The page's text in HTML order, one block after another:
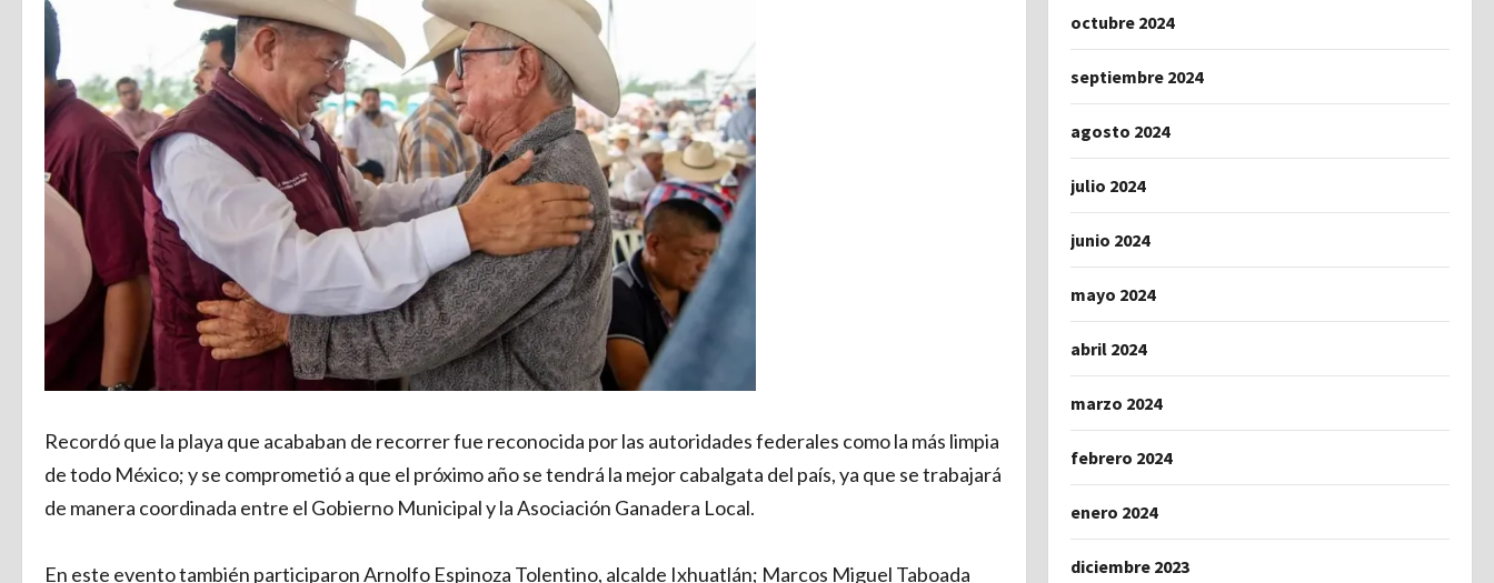
Recordó que la playa que acababan de recorrer fue reconocida por las autoridades federales como la más limpia
de todo México; y se comprometió a que el próximo año se tendrá la mejor cabalgata del país, ya que se trabajará
de manera coordinada entre el Gobierno Municipal y la Asociación Ganadera Local.
En este evento también participaron Arnolfo Espinoza Tolentino, alcalde Ixhuatlán; Marcos Miguel Taboada
octubre 2024
septiembre 2024
agosto 2024
julio 2024
junio 2024
mayo 2024
abril 2024
marzo 2024
febrero 2024
enero 2024
diciembre 2023